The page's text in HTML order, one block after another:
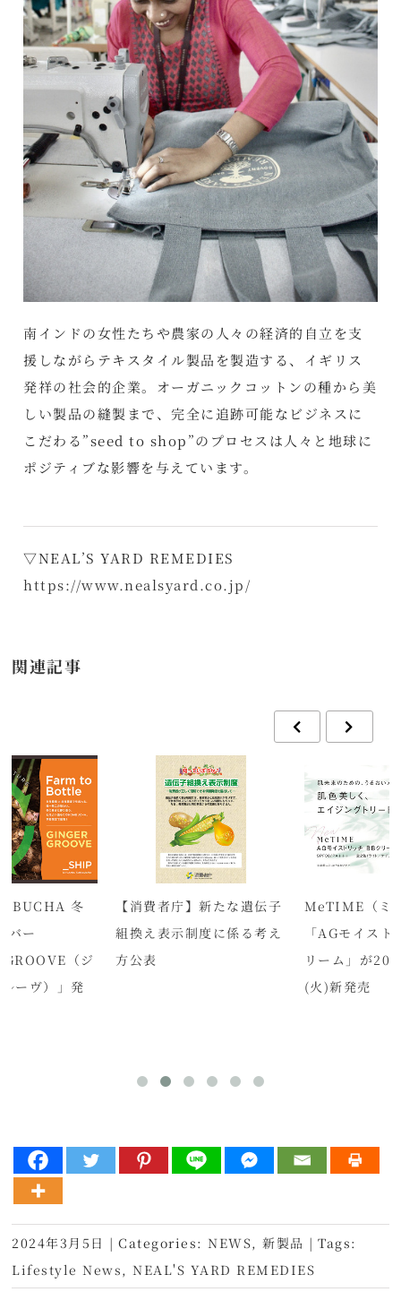
南インドの女性たちや農家の人々の経済的自立を支
援しながらテキスタイル製品を製造する、イギリス
発祥の社会的企業。オーガニックコットンの種から美
しい製品の縫製まで、完全に追跡可能なビジネスに
こだわる”seed to shop”のプロセスは人々と地球に
ポジティブな影響を与えています。
▽NEAL’S YARD REMEDIES
https://www.nealsyard.co.jp/
関連記事
冬
バー
（ジ
ーヴ）」発
【消費者庁】新たな遺伝子
組換え表示制度に係る考え
方公表
MeTIME（ミ
「AGモイス
リーム」が
(火)新発売
2024年3月5日 | Categories: NEWS,新製品 | Tags:
Lifestyle News , NEAL'S YARD REMEDIES